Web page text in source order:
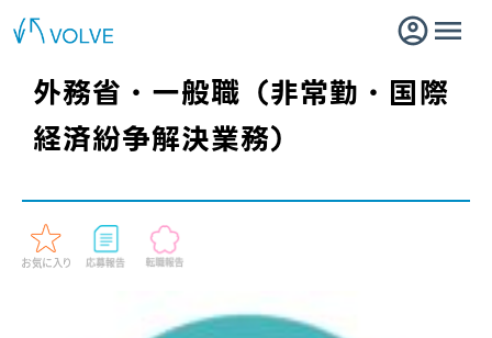
外務省・一般職（非常勤・国際
経済紛争解決業務）